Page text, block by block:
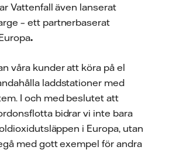
Vattenfall även lanserat
– ett partnerbaserat
.
våra kunder att köra på el
laddstationer med
I och med beslutet att
bidrar vi inte bara
i Europa, utan
med gott exempel för andra